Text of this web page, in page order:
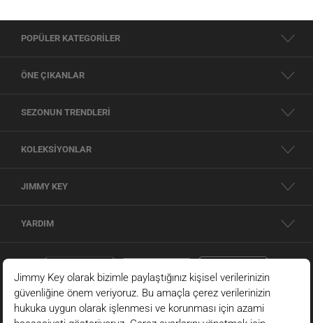
POPÜLER KATEGORİLER
ÖNE ÇIKANLAR
SEZONUN TRENDLERİ
KOLEKSİYONLAR
JIMMY KEY
YARDIM